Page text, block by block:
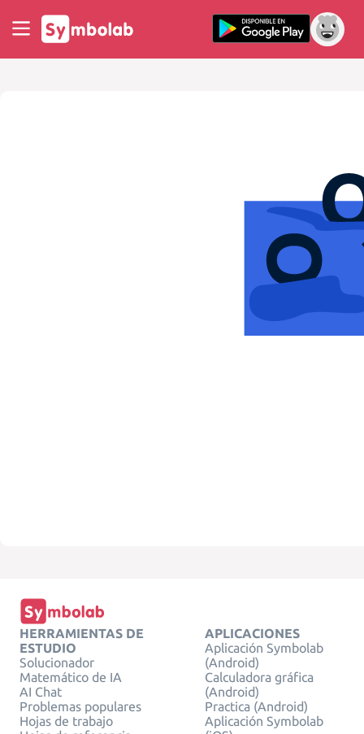
HERRAMIENTAS DE
ESTUDIO
Solucionador
Matemático de IA
AI Chat
Problemas populares
Hojas de trabajo
APLICACIONES
Aplicación Symbolab
(Android)
Calculadora gráfica
(Android)
Practica (Android)
Aplicación Symbolab